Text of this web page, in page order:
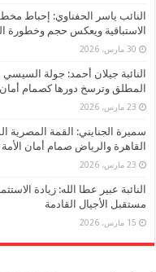
النائب ياسر الحفناوي: إحباط
الاستباقية ويعكس حجم وخطورة
30 مارس، 2026
النائبة جيلان أحمد: جولة
المطلق وترسخ دورها كصمام
23 مارس، 2026
سميرة الجنايني: القمة المصرية
القاهرة والرياض صمام أمان الأمة
23 مارس، 2026
النائبة عبير عطا الله: زيادة
مستقبل الأجيال القادمة
15 مارس، 2026